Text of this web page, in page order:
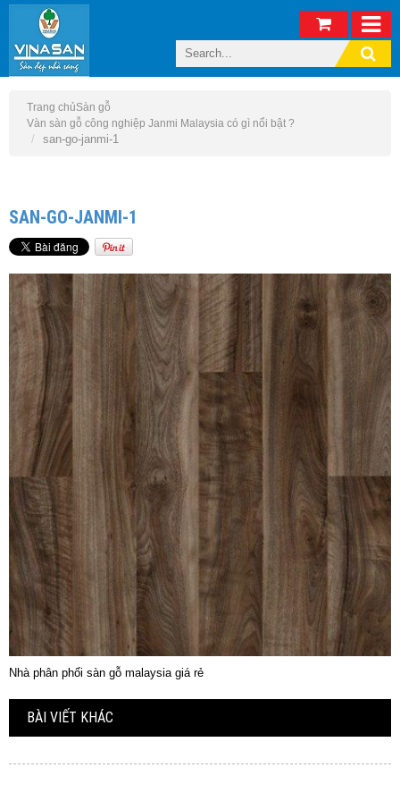
Trang chủSàn gỗ
Vàn sàn gỗ công nghiệp Janmi Malaysia có gì nổi bật ?
san-go-janmi-1
SAN-GO-JANMI-1
Nhà phân phối sàn gỗ malaysia giá rẻ
BÀI VIẾT KHÁC